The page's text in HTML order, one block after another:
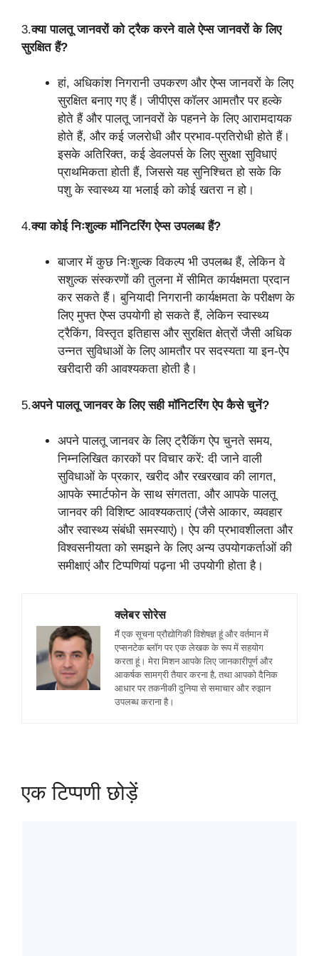
3.क्या पालतू जानवरों को ट्रैक करने वाले ऐप्स जानवरों के लिए
सुरक्षित हैं?
हां, अधिकांश निगरानी उपकरण और ऐप्स जानवरों के लिए
सुरक्षित बनाए गए हैं। जीपीएस कॉलर आमतौर पर हल्के
होते हैं और पालतू जानवरों के पहनने के लिए आरामदायक
होते हैं, और कई जलरोधी और प्रभाव-प्रतिरोधी होते हैं।
इसके अतिरिक्त, कई डेवलपर्स के लिए सुरक्षा सुविधाएं
प्राथमिकता होती हैं, जिससे यह सुनिश्चित हो सके कि
पशु के स्वास्थ्य या भलाई को कोई खतरा न हो।
4.क्या कोई निःशुल्क मॉनिटरिंग ऐप्स उपलब्ध हैं?
बाजार में कुछ निःशुल्क विकल्प भी उपलब्ध हैं, लेकिन वे
सशुल्क संस्करणों की तुलना में सीमित कार्यक्षमता प्रदान
कर सकते हैं। बुनियादी निगरानी कार्यक्षमता के परीक्षण के
लिए मुफ्त ऐप्स उपयोगी हो सकते हैं, लेकिन स्वास्थ्य
ट्रैकिंग, विस्तृत इतिहास और सुरक्षित क्षेत्रों जैसी अधिक
उन्नत सुविधाओं के लिए आमतौर पर सदस्यता या इन-ऐप
खरीदारी की आवश्यकता होती है।
5.अपने पालतू जानवर के लिए सही मॉनिटरिंग ऐप कैसे चुनें?
अपने पालतू जानवर के लिए ट्रैकिंग ऐप चुनते समय,
निम्नलिखित कारकों पर विचार करें: दी जाने वाली
सुविधाओं के प्रकार, खरीद और रखरखाव की लागत,
आपके स्मार्टफोन के साथ संगतता, और आपके पालतू
जानवर की विशिष्ट आवश्यकताएं (जैसे आकार, व्यवहार
और स्वास्थ्य संबंधी समस्याएं)। ऐप की प्रभावशीलता और
विश्वसनीयता को समझने के लिए अन्य उपयोगकर्ताओं की
समीक्षाएं और टिप्पणियां पढ़ना भी उपयोगी होता है।
क्लेबर सोरेस
मैं एक सूचना प्रौद्योगिकी विशेषज्ञ हूं और वर्तमान में
एप्सनटेक ब्लॉग पर एक लेखक के रूप में सहयोग
करता हूं। मेरा मिशन आपके लिए जानकारीपूर्ण और
आकर्षक सामग्री तैयार करना है, तथा आपको दैनिक
आधार पर तकनीकी दुनिया से समाचार और रुझान
उपलब्ध कराना है।
एक टिप्पणी छोड़ें